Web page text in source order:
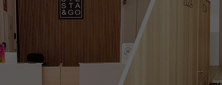
¡Bienvenidos a Siesta &
Tu hogar lejos de casa